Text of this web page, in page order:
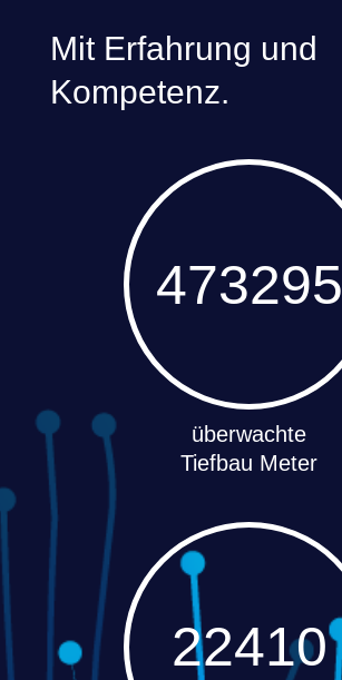
Mit Erfahrung und
Kompetenz.
100
473295
überwachte
Tiefbau Meter
100
22410